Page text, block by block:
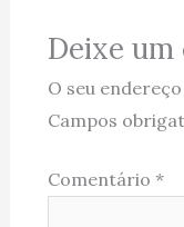
Deixe
O seu
Campos
Comentário *